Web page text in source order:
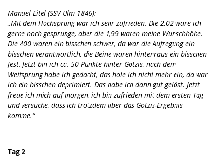
Manuel Eitel (SSV Ulm 1846):
„Mit dem Hochsprung war ich sehr zufrieden. Die 2,02 wäre ich
gerne noch gesprunge, aber die 1,99 waren meine Wunschhöhe.
Die 400 waren ein bisschen schwer, da war die Aufregung ein
bisschen verantwortlich, die Beine waren hintenraus ein bisschen
fest. Jetzt bin ich ca. 50 Punkte hinter Götzis, nach dem
Weitsprung habe ich gedacht, das hole ich nicht mehr ein, da war
ich ein bisschen deprimiert. Das habe ich dann gut gelöst. Jetzt
freue ich mich auf morgen, ich bin zufrieden mit dem ersten Tag
und versuche, dass ich trotzdem über das Götzis-Ergebnis
komme.“
Tag 2